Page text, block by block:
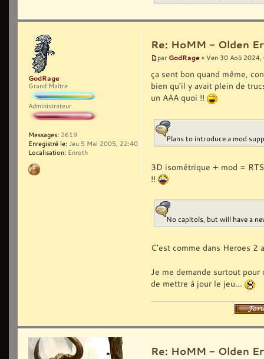
Re: HoMM - Olden
par GodRage » Ven 30 Aoû
ça sent bon quand même,
bien qu'il y avait plein de
un AAA quoi !!
Plans to introduce a mod
3D isométrique + mod =
!!
No capitols, but will have a
C'est comme dans Heroes 2
Je me demande surtout
de mettre à jour le jeu...
GodRage
Grand Maître
Administrateur
Messages: 2619
Enregistré le: Jeu 5 Mai 2005, 22:40
Localisation: Enroth
Re: HoMM - Olden